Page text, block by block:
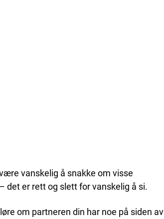
vanskelig å snakke om visse
det er rett og slett for vanskelig å si.
om partneren din har noe på siden av